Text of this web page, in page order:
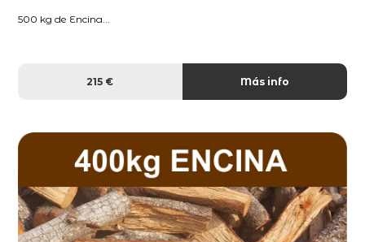
500 kg de Encina...
215 € Más info